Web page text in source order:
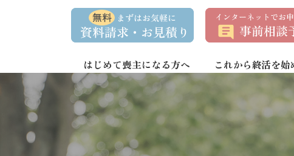
資
求
問
い
合
わ
せ
事
談
はじめて喪主になる方へ これから終活を始